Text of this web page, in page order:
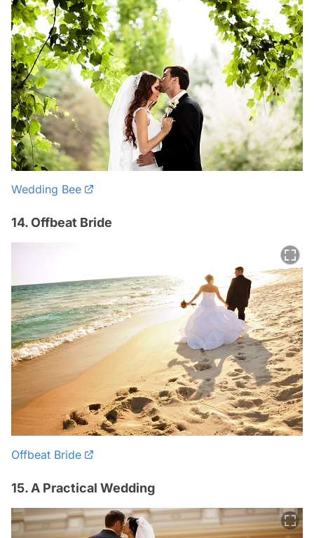
Wedding Bee
14. Offbeat Bride
Offbeat Bride
15. A Practical Wedding